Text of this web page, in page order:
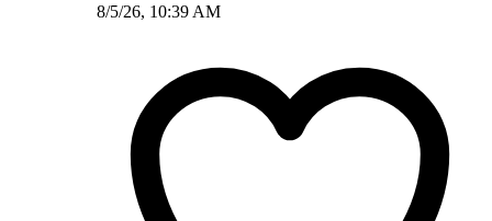
8/5/26, 10:39 AM